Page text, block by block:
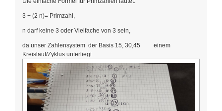
3 + (2 n)= Primzahl,
n darf keine 3 oder Vielfache von 3 sein,
da unser Zahlensystem der Basis 15, 30,45 einem
Kreislauf/Zyklus unterliegt .